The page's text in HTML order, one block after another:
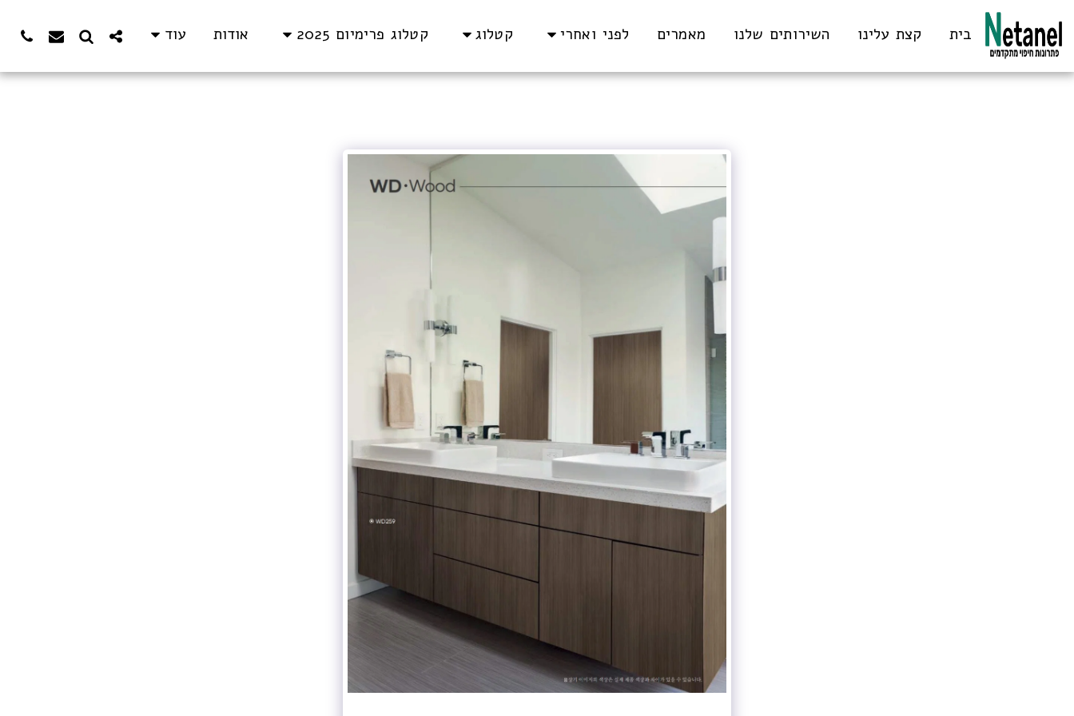
בית קצת עלינו השירותים שלנו מאמרים לפני ואחרי קטלוג קטלוג פרימיום 2025 אודות עוד